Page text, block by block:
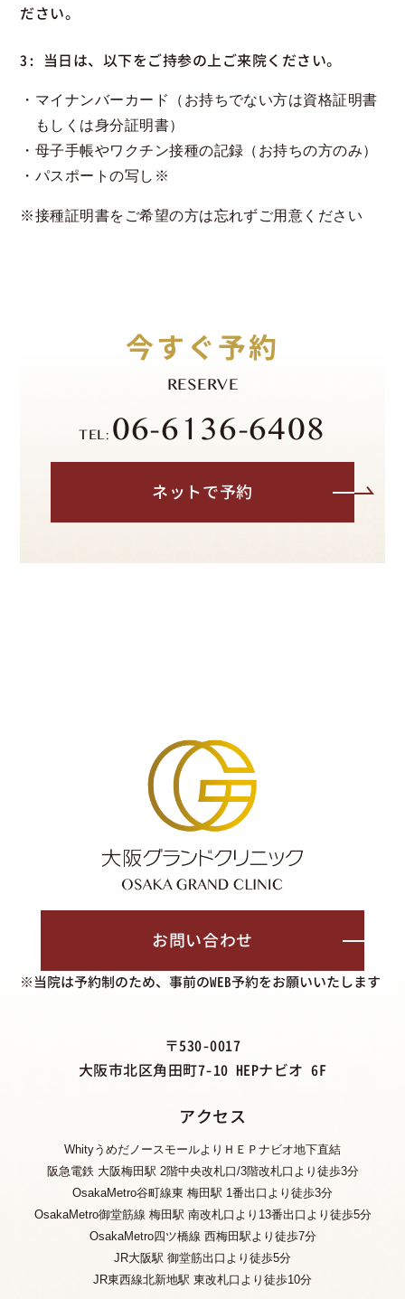
ださい。
3: 当日は、以下をご持参の上ご来院ください。
マイナンバーカード（お持ちでない方は資格証明書
もしくは身分証明書）
母子手帳やワクチン接種の記録（お持ちの方のみ）
パスポートの写し※
※接種証明書をご希望の方は忘れずご用意ください
今すぐ予約
RESERVE
TEL: 06-6136-6408
ネットで予約
お問い合わせ
※当院は予約制のため、事前のWEB予約をお願いいたします
〒530-0017
大阪市北区角田町7-10 HEPナビオ 6F
アクセス
WhityうめだノースモールよりＨＥＰナビオ地下直結
阪急電鉄 大阪梅田駅 2階中央改札口/3階改札口より徒歩3分
OsakaMetro谷町線東 梅田駅 1番出口より徒歩3分
OsakaMetro御堂筋線 梅田駅 南改札口より13番出口より徒歩5分
OsakaMetro四ツ橋線 西梅田駅より徒歩7分
JR大阪駅 御堂筋出口より徒歩5分
JR東西線北新地駅 東改札口より徒歩10分